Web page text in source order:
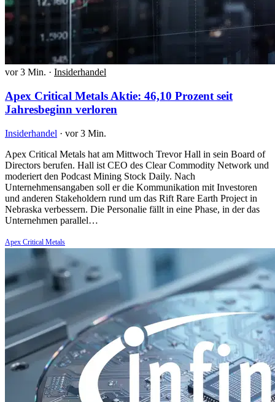
vor 3 Min. · Insiderhandel
Apex Critical Metals Aktie: 46,10 Prozent seit
Jahresbeginn verloren
Insiderhandel · vor 3 Min.
Apex Critical Metals hat am Mittwoch Trevor Hall in sein Board of
Directors berufen. Hall ist CEO des Clear Commodity Network und
moderiert den Podcast Mining Stock Daily. Nach
Unternehmensangaben soll er die Kommunikation mit Investoren
und anderen Stakeholdern rund um das Rift Rare Earth Project in
Nebraska verbessern. Die Personalie fällt in eine Phase, in der das
Unternehmen parallel…
Apex Critical Metals